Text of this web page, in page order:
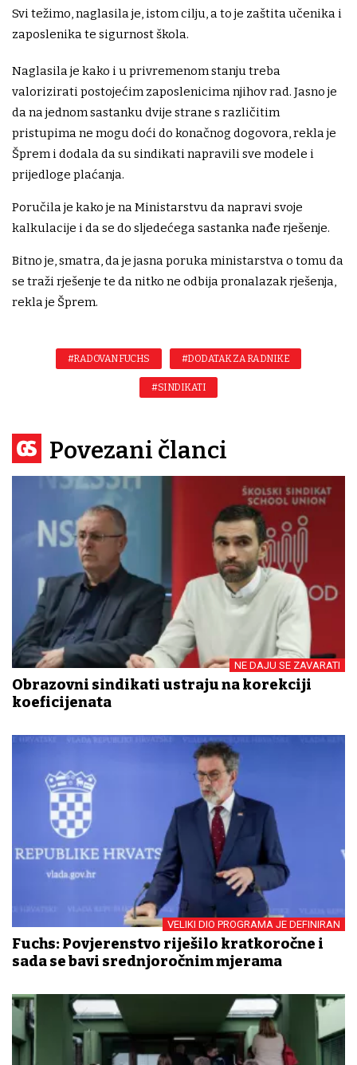
Svi težimo, naglasila je, istom cilju, a to je zaštita učenika i
zaposlenika te sigurnost škola.
Naglasila je kako i u privremenom stanju treba
valorizirati postojećim zaposlenicima njihov rad. Jasno je
da na jednom sastanku dvije strane s različitim
pristupima ne mogu doći do konačnog dogovora, rekla je
Šprem i dodala da su sindikati napravili sve modele i
prijedloge plaćanja.
Poručila je kako je na Ministarstvu da napravi svoje
kalkulacije i da se do sljedećega sastanka nađe rješenje.
Bitno je, smatra, da je jasna poruka ministarstva o tomu da
se traži rješenje te da nitko ne odbija pronalazak rješenja,
rekla je Šprem.
#RADOVAN FUCHS #DODATAK ZA RADNIKE
#SINDIKATI
Povezani članci
NE DAJU SE ZAVARATI
Obrazovni sindikati ustraju na korekciji
koeficijenata
VELIKI DIO PROGRAMA JE DEFINIRAN
Fuchs: Povjerenstvo riješilo kratkoročne i
sada se bavi srednjoročnim mjerama